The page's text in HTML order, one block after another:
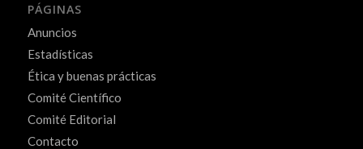
PÁGINAS
Anuncios
Estadísticas
Ética y buenas prácticas
Comité Científico
Comité Editorial
Contacto